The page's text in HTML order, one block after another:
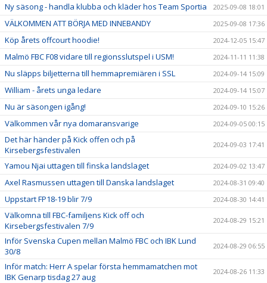
Ny säsong - handla klubba och kläder hos Team Sportia 2025-09-08 18:01
VÄLKOMMEN ATT BÖRJA MED INNEBANDY 2025-09-08 17:36
Köp årets offcourt hoodie! 2024-12-05 15:47
Malmö FBC F08 vidare till regionsslutspel i USM! 2024-11-11 11:38
Nu släpps biljetterna till hemmapremiären i SSL 2024-09-14 15:09
William - årets unga ledare 2024-09-14 15:07
Nu är säsongen igång! 2024-09-10 15:26
Välkommen vår nya domaransvarige 2024-09-05 00:15
Det här händer på Kick offen och på
Kirsebergsfestivalen
2024-09-03 17:41
Yamou Njai uttagen till finska landslaget 2024-09-02 13:47
Axel Rasmussen uttagen till Danska landslaget 2024-08-31 09:40
Uppstart FP18-19 blir 7/9 2024-08-30 14:41
Välkomna till FBC-familjens Kick off och
Kirsebergsfestivalen 7/9
2024-08-29 15:21
Inför Svenska Cupen mellan Malmö FBC och IBK Lund
30/8
2024-08-29 06:55
Inför match: Herr A spelar första hemmamatchen mot
IBK Genarp tisdag 27 aug
2024-08-26 11:33